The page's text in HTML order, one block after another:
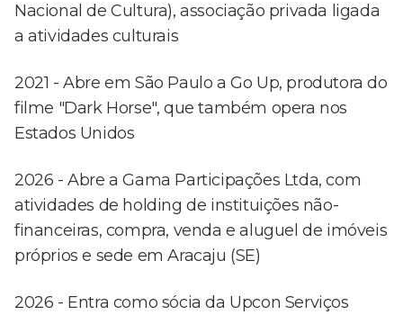
Nacional de Cultura), associação privada ligada
a atividades culturais
2021 - Abre em São Paulo a Go Up, produtora do
filme "Dark Horse", que também opera nos
Estados Unidos
2026 - Abre a Gama Participações Ltda, com
atividades de holding de instituições não-
financeiras, compra, venda e aluguel de imóveis
próprios e sede em Aracaju (SE)
2026 - Entra como sócia da Upcon Serviços